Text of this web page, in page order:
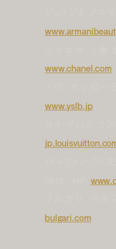
www.chanel.com
www.yslb.jp
bulgari.com